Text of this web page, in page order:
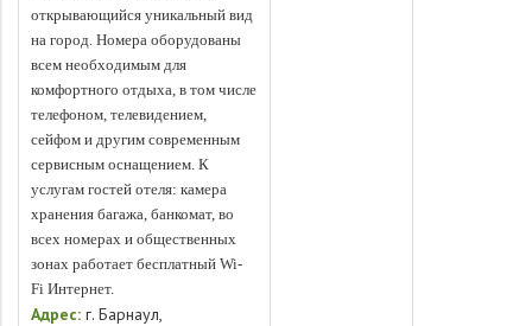
открывающийся уникальный вид
на город. Номера оборудованы
всем необходимым для
комфортного отдыха, в том числе
телефоном, телевидением,
сейфом и другим современным
сервисным оснащением. К
услугам гостей отеля: камера
хранения багажа, банкомат, во
всех номерах и общественных
зонах работает бесплатный Wi-
Fi Интернет.
Адрес: г. Барнаул,